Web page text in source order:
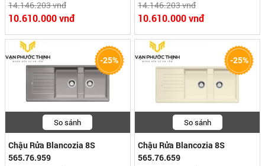
14.146.203 vnđ
10.610.000 vnđ
14.146.203 vnđ
10.610.000 vnđ
So sánh
Chậu Rửa Blancozia 8S
565.76.959
-25%
So sánh
Chậu Rửa Blancozia 8S
565.76.659
-25%